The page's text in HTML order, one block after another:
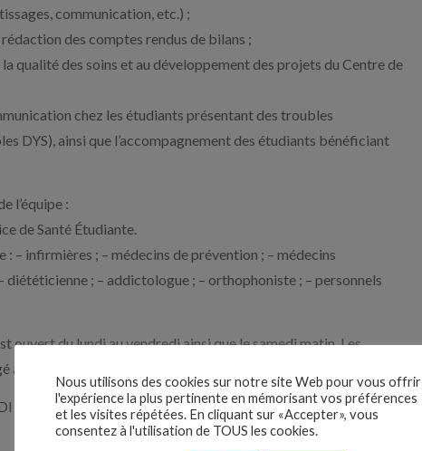
communication, etc.) ;
des comptes rendus de bilans ;
qualité des soins et au développement des projets du Centre de
chez les étudiants présentant des troubles
DYS), ainsi que l’accompagnement des étudiants bénéficiant
l’équipe :
de Santé Étudiante.
: – infirmières ; – médecins de prévention ; – médecins
diététicienne ; – addictologue ; – orthophoniste ; – personnels
ouvert du lundi au vendredi ainsi que le samedi matin. Les
les autres professionnels du service.
à temps partiel 50% avec possibilité d’évolution vers un temps
Nous utilisons des cookies sur notre site Web pour vous offrir
l'expérience la plus pertinente en mémorisant vos préférences
et les visites répétées. En cliquant sur «Accepter», vous
consentez à l'utilisation de TOUS les cookies.